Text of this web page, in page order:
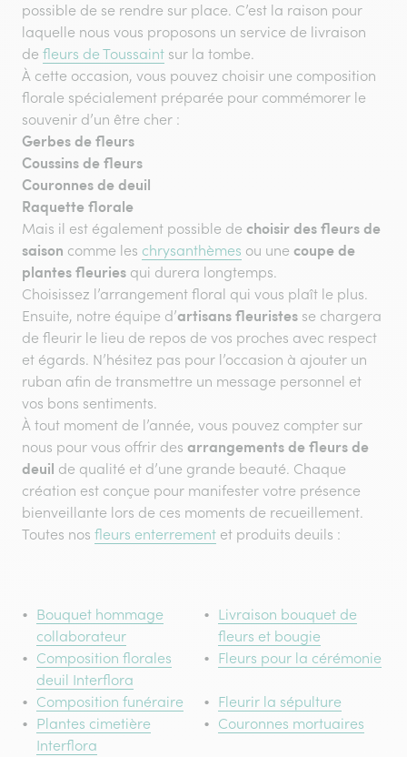
possible de se rendre sur place. C’est la raison pour
laquelle nous vous proposons un service de livraison
de fleurs de Toussaint sur la tombe.
À cette occasion, vous pouvez choisir une composition
florale spécialement préparée pour commémorer le
souvenir d’un être cher :
Gerbes de fleurs
Coussins de fleurs
Couronnes de deuil
Raquette florale
Mais il est également possible de choisir des fleurs de
saison comme les chrysanthèmes ou une coupe de
plantes fleuries qui durera longtemps.
Choisissez l’arrangement floral qui vous plaît le plus.
Ensuite, notre équipe d’artisans fleuristes se chargera
de fleurir le lieu de repos de vos proches avec respect
et égards. N’hésitez pas pour l’occasion à ajouter un
ruban afin de transmettre un message personnel et
vos bons sentiments.
À tout moment de l’année, vous pouvez compter sur
nous pour vous offrir des arrangements de fleurs de
deuil de qualité et d’une grande beauté. Chaque
création est conçue pour manifester votre présence
bienveillante lors de ces moments de recueillement.
Toutes nos fleurs enterrement et produits deuils :
Bouquet hommage
collaborateur
Livraison bouquet de
fleurs et bougie
Composition florales
deuil Interflora
Fleurs pour la cérémonie
Composition funéraire
Fleurir la sépulture
Plantes cimetière
Interflora
Couronnes mortuaires